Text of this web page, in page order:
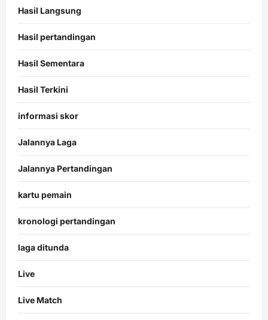
Hasil Langsung
Hasil pertandingan
Hasil Sementara
Hasil Terkini
informasi skor
Jalannya Laga
Jalannya Pertandingan
kartu pemain
kronologi pertandingan
laga ditunda
Live
Live Match